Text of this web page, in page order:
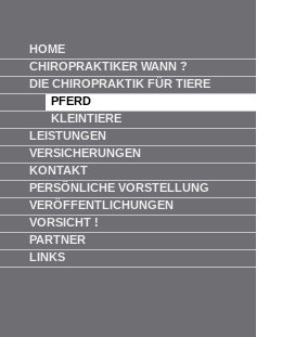
HOME
CHIROPRAKTIKER WANN ?
DIE CHIROPRAKTIK FÜR TIERE
PFERD
KLEINTIERE
LEISTUNGEN
VERSICHERUNGEN
KONTAKT
PERSÖNLICHE VORSTELLUNG
VERÖFFENTLICHUNGEN
VORSICHT !
PARTNER
LINKS